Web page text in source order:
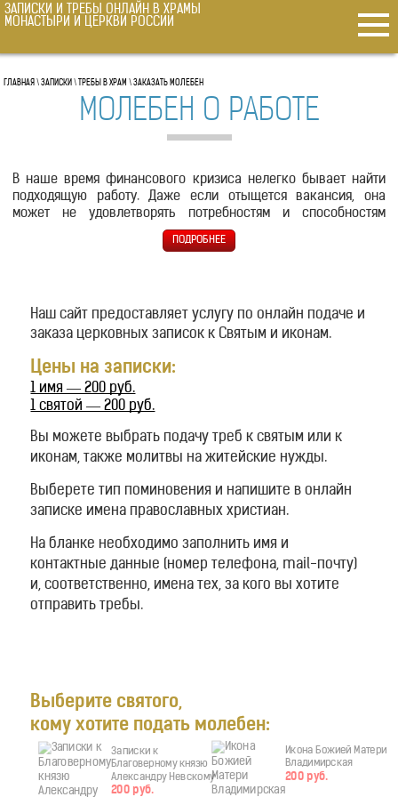
ГЛАВНАЯ
О ЗДРАВИИ
О РОДАХ
СОРОКОУСТ О ЗДРАВСТВУЮЩИХ
ПСАЛТЫРЬ
ЗА УСПЕШНУЮ СДАЧУ ЭКЗАМЕНА
ЗАПИСКИ
АРХАНГЕЛУ МИХАИЛУ
МАТРОНЕ МОСКОВСКОЙ
СПИРИДОНУ ТРИМИФУНТСКОМУ
ИКОНЕ НЕУПИВАЕМАЯ ЧАША
ПЕТРУ И ФЕВРОНИИ
ВРАЧУ ДУШ И ТЕЛЕС
ИКОНЕ БОЖИЕЙ МАТЕРИ
КОНТАКТЫ
НАШ TELEGRAM
8-905-342-11-50
21VH@MAIL.RU
ЗАПИСКИ И ТРЕБЫ ОНЛАЙН В ХРАМЫ
МОНАСТЫРИ И ЦЕРКВИ РОССИИ
ГЛАВНАЯ \ ЗАПИСКИ \ ТРЕБЫ В ХРАМ \ ЗАКАЗАТЬ МОЛЕБЕН
МОЛЕБЕН О РАБОТЕ
В наше время финансового кризиса нелегко бывает найти
подходящую работу. Даже если отыщется вакансия, она
может не удовлетворять потребностям и способностям
человека. Или доход будет далеким от запросов. В таком
случае можно попросить помощи у Всевышних. Поможет в
Этот святой считается покровителем ищущих работу.
Помогает он и тем, кто находится в положении финансовых
трудностей. Потому что во время своей земной жизни
святитель помогал бедным.
Но в то же время святой не раз давал понять, как вредна
Наш сайт предоставляет услугу по онлайн подаче и
заказа церковных записок к Cвятым и иконам.
Цены на записки:
1 имя — 200 руб.
1 святой — 200 руб.
Вы можете выбрать подачу треб к святым или к
иконам, также молитвы на житейские нужды.
Выберете тип поминовения и напишите в онлайн
записке имена православных христиан.
На бланке необходимо заполнить имя и
контактные данные (номер телефона, mail-почту)
и, соответственно, имена тех, за кого вы хотите
отправить требы.
Выберите святого,
кому хотите подать молебен:
Записки к
Благоверному князю
Александру Невскому
200 руб.
Икона Божией Матери
Владимирская
200 руб.